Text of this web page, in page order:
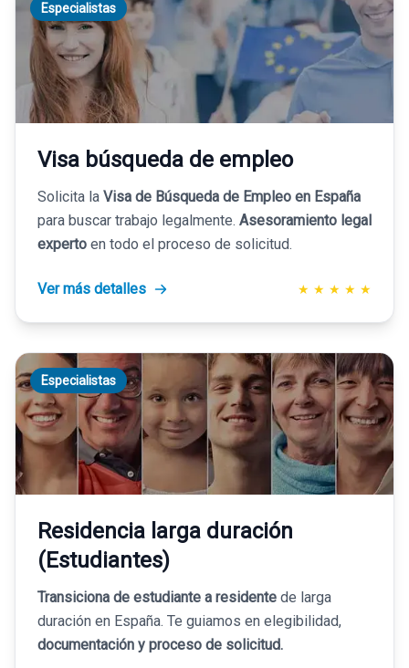
Especialistas
Visa búsqueda de empleo
Solicita la Visa de Búsqueda de Empleo en España
para buscar trabajo legalmente. Asesoramiento legal
experto en todo el proceso de solicitud.
Ver más detalles ★ ★ ★ ★ ★
Especialistas
Residencia larga duración
(Estudiantes)
Transiciona de estudiante a residente de larga
duración en España. Te guiamos en elegibilidad,
documentación y proceso de solicitud.